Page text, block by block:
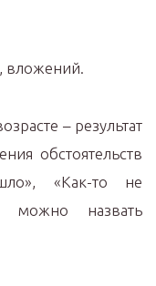
вложений.
– результат
обстоятельств
«Как-то не
назвать